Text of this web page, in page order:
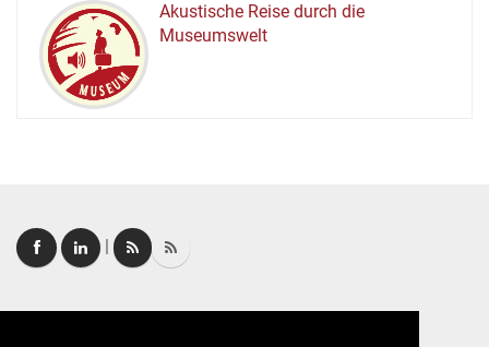
MUSEUM
Akustische Reise durch die
Museumswelt